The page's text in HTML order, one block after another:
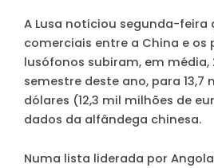
A Lusa noticiou segunda-feira
comerciais entre a China e os
lusófonos subiram, em média,
semestre deste ano, para 13,7
dólares (12,3 mil milhões de
dados da alfândega chinesa.
Numa lista liderada por